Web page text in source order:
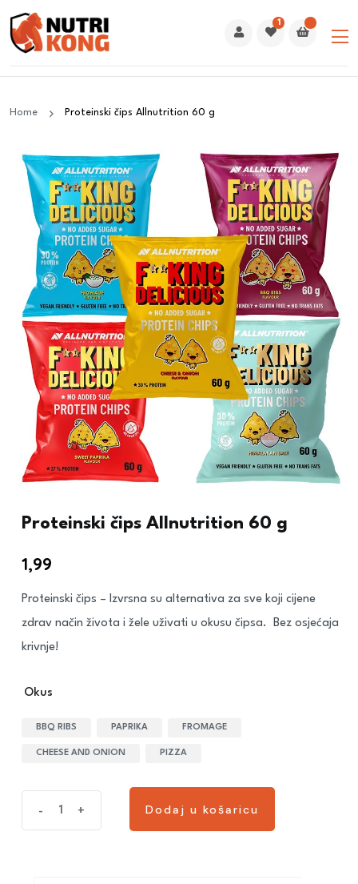
1
Home Proteinski čips Allnutrition 60 g
Proteinski čips Allnutrition 60 g
1,99
Proteinski čips – Izvrsna su alternativa za sve koji cijene
zdrav način života i žele uživati ​​u okusu čipsa. Bez osjećaja
krivnje!
Okus
BBQ RIBS PAPRIKA FROMAGE
CHEESE AND ONION PIZZA
- + Dodaj u košaricu